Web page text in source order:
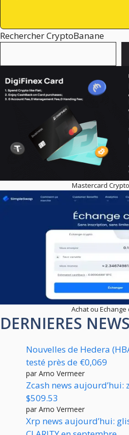
Rechercher CryptoBanane
Mastercard
Achat ou Echange
DERNIERES NEWS
Nouvelles de Hedera
testé près de €0,069
par Arno Vermeer
Zcash news aujourd’hui:
$509.53
par Arno Vermeer
Xrp news aujourd’hui: